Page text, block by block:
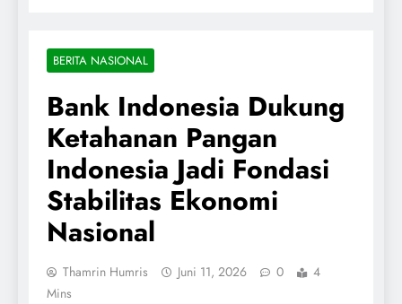
BERITA NASIONAL
Bank Indonesia Dukung
Ketahanan Pangan
Indonesia Jadi Fondasi
Stabilitas Ekonomi
Nasional
Thamrin Humris Juni 11, 2026 0
4
Mins